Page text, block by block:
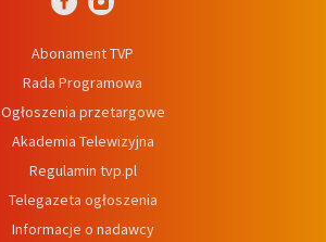
Abonament TVP
Rada Programowa
Ogłoszenia przetargowe
Akademia Telewizyjna
Regulamin tvp.pl
Telegazeta ogłoszenia
Informacje o nadawcy